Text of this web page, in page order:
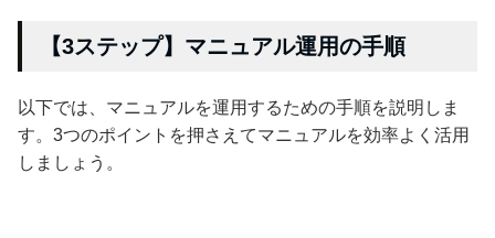
【3ステップ】マニュアル運用の手順
以下では、マニュアルを運用するための手順を説明しま
す。3つのポイントを押さえてマニュアルを効率よく活用
しましょう。